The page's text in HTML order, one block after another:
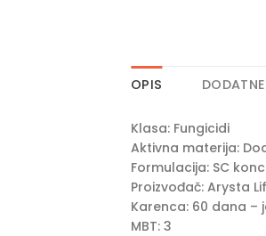
OPIS
Klasa: Fungicidi
Aktivna materija:
Formulacija: SC
Proizvođač: Arysta
Karenca: 60 dana –
MBT: 3